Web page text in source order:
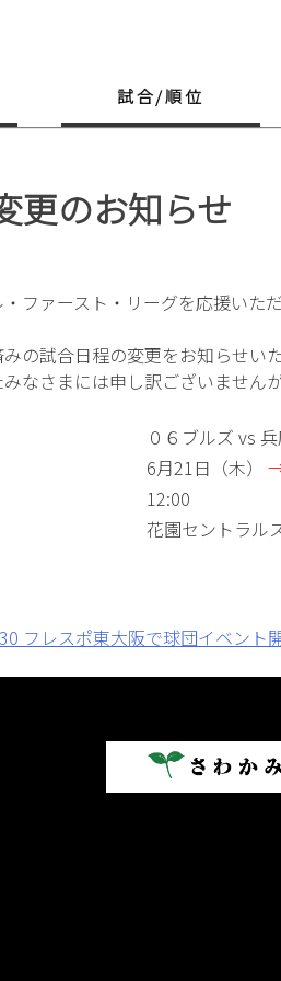
試合/順位
更のお知らせ
ファースト・リーグを応援いた
の試合日程の変更をお知らせいた
なさまには申し訳ございません
０６ブルズ vs
6月21日（木）
12:00
花園セントラル
フレスポ東大阪で球団イベント